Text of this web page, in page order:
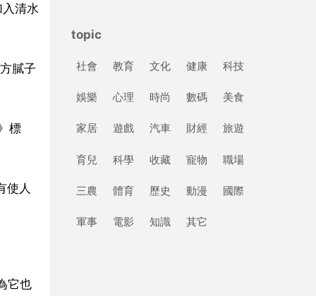
清水
膩子
標
使人
它也
topic
社會 教育 文化 健康 科技
娛樂 心理 時尚 數碼 美食
家居 遊戲 汽車 財經 旅遊
育兒 科學 收藏 寵物 職場
三農 體育 歷史 動漫 國際
軍事 電影 知識 其它